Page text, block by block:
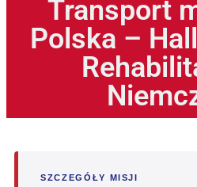
Transport
Polska –
SZCZEGÓŁY MISJI